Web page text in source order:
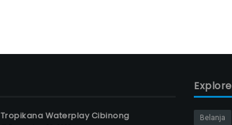
Tropikana Waterplay Cibinong
Explore
Belanja